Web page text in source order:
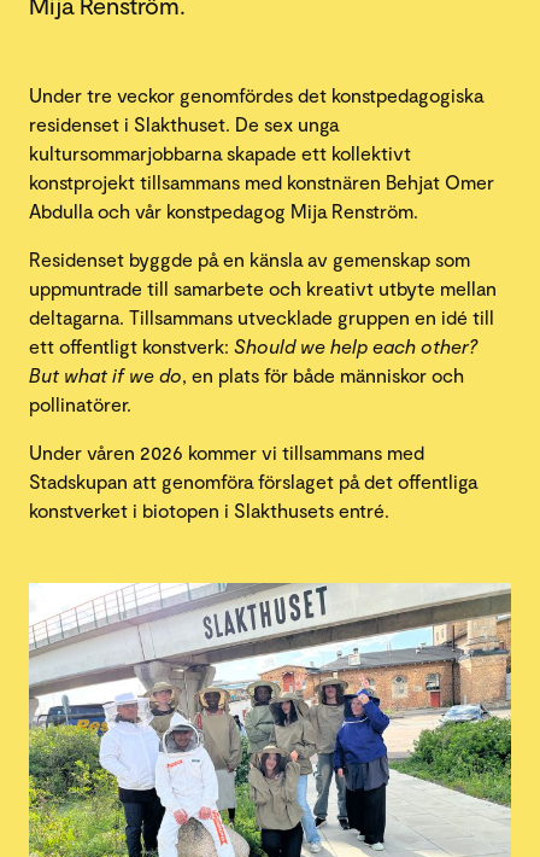
Under tre veckor genomfördes det konstpedagogiska
residenset i Slakthuset. De sex unga
kultursommarjobbarna skapade ett kollektivt
konstprojekt tillsammans med konstnären Behjat Omer
Abdulla och vår konstpedagog Mija Renström.
Residenset byggde på en känsla av gemenskap som
uppmuntrade till samarbete och kreativt utbyte mellan
deltagarna. Tillsammans utvecklade gruppen en idé till
ett offentligt konstverk: Should we help each other?
But what if we do , en plats för både människor och
pollinatörer.
Under våren 2026 kommer vi tillsammans med
Stadskupan att genomföra förslaget på det offentliga
konstverket i biotopen i Slakthusets entré.